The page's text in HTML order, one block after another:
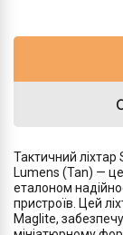
Тактичний
Lumens (Tan) —
еталоном
пристроїв. Цей
Maglite,